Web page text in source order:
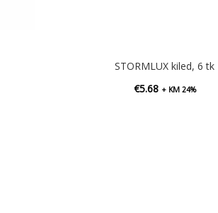
STORMLUX kiled, 6 tk
€5.68 + KM 24%